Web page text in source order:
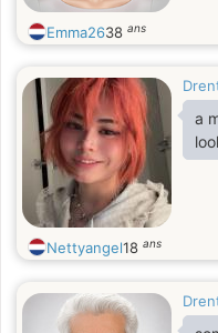
Emma2638 ans
a
Nettyangel18 ans